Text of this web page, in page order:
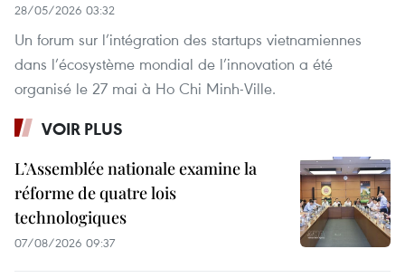
28/05/2026 03:32
Un forum sur l’intégration des startups vietnamiennes
dans l’écosystème mondial de l’innovation a été
organisé le 27 mai à Ho Chi Minh-Ville.
VOIR PLUS
L’Assemblée nationale examine la
réforme de quatre lois
technologiques
07/08/2026 09:37